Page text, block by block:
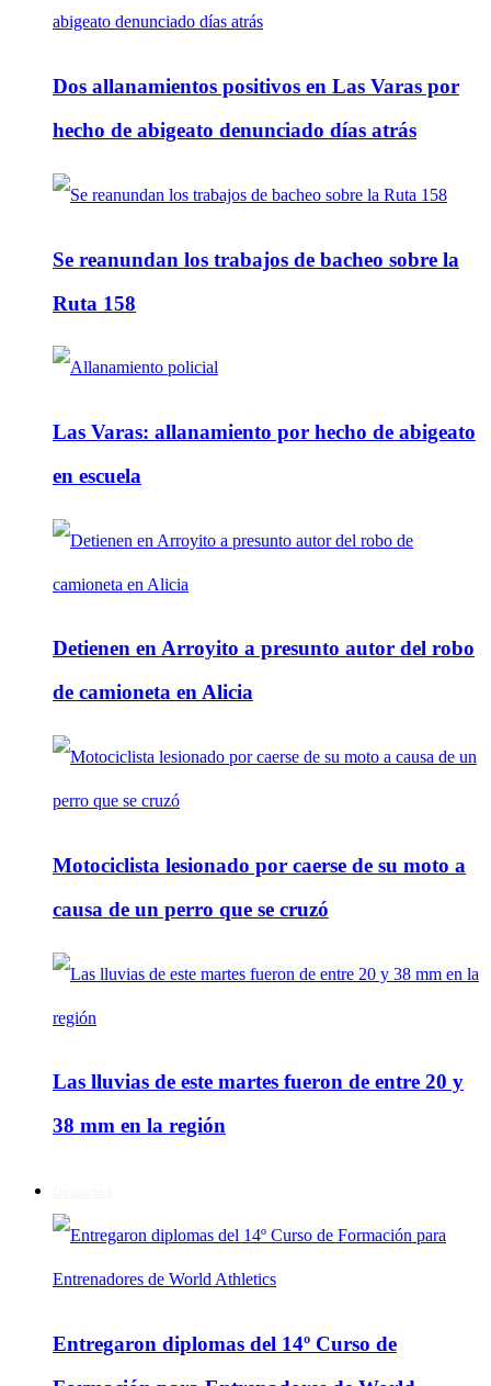
Dos allanamientos positivos en Las Varas por
hecho de abigeato denunciado días atrás
Se reanundan los trabajos de bacheo sobre la
Ruta 158
Las Varas: allanamiento por hecho de abigeato
en escuela
Detienen en Arroyito a presunto autor del robo
de camioneta en Alicia
Motociclista lesionado por caerse de su moto a
causa de un perro que se cruzó
Las lluvias de este martes fueron de entre 20 y
38 mm en la región
Entregaron diplomas del 14º Curso de